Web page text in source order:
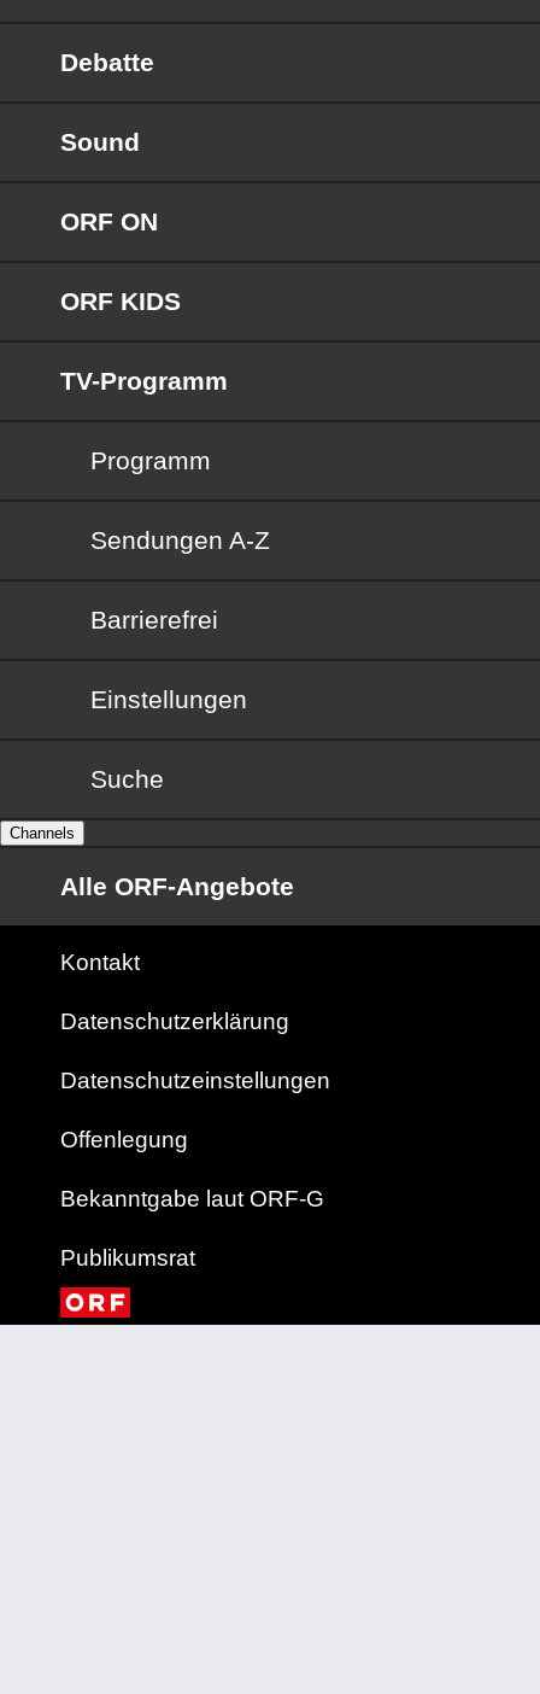
Debatte
Sound
ORF ON
ORF KIDS
TV-Programm
Programm
Sendungen von A bis Z
Sendungen A-Z
Barrierefrei
Barrierefrei
Einstellungen
Suche
Channels
Alle ORF-Angebote
Kontakt
Datenschutzerklärung
Datenschutzeinstellungen
Offenlegung
Bekanntgabe laut ORF-G
Publikumsrat